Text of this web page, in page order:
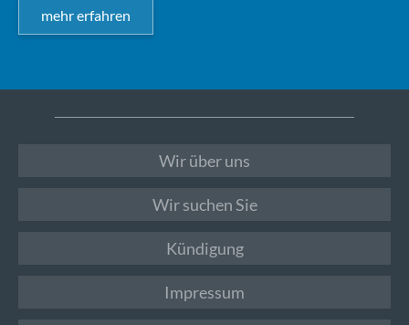
mehr erfahren
Wir über uns
Wir suchen Sie
Kündigung
Impressum